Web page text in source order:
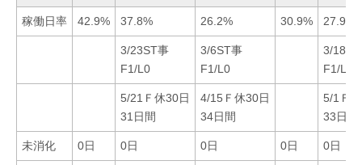
稼働日率 42.9% 37.8% 26.2% 30.9% 27.9%
3/23ST事
F1/L0
3/6ST事
F1/L0
3/
F1/L0
5/21Ｆ休30日
31日間
4/15Ｆ休30日
34日間
5/1Ｆ
33日間
未消化 0日 0日 0日 0日 0日